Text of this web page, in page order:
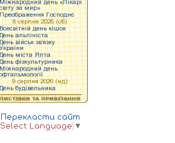
Перекласти сайт
Select Language ▼